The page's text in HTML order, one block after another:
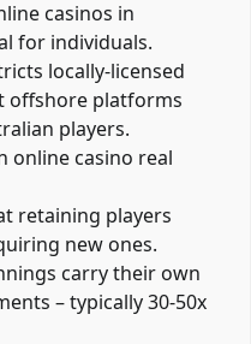
casinos in
for individuals.
locally-licensed
offshore platforms
players.
online casino real
retaining players
new ones.
carry their own
– typically 30-50x